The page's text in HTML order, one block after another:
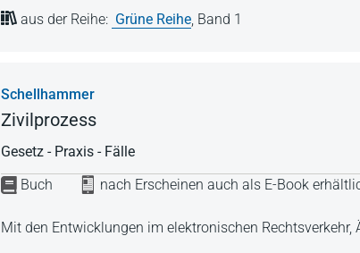
aus der Reihe: Grüne Reihe, Band 1
Schellhammer
Zivilprozess
Gesetz - Praxis - Fälle
Buch
nach Erscheinen auch als E-Book
Mit den Entwicklungen im elektronischen Rechtsverkehr,